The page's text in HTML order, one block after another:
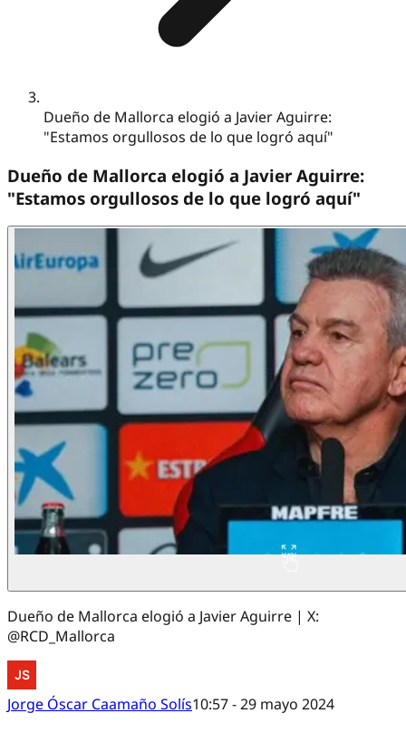
Dueño de Mallorca elogió a Javier Aguirre:
"Estamos orgullosos de lo que logró aquí"
Dueño de Mallorca elogió a Javier Aguirre:
"Estamos orgullosos de lo que logró aquí"
Dueño de Mallorca elogió a Javier Aguirre | X:
@RCD_Mallorca
Jorge Óscar Caamaño Solís10:57 - 29 mayo 2024